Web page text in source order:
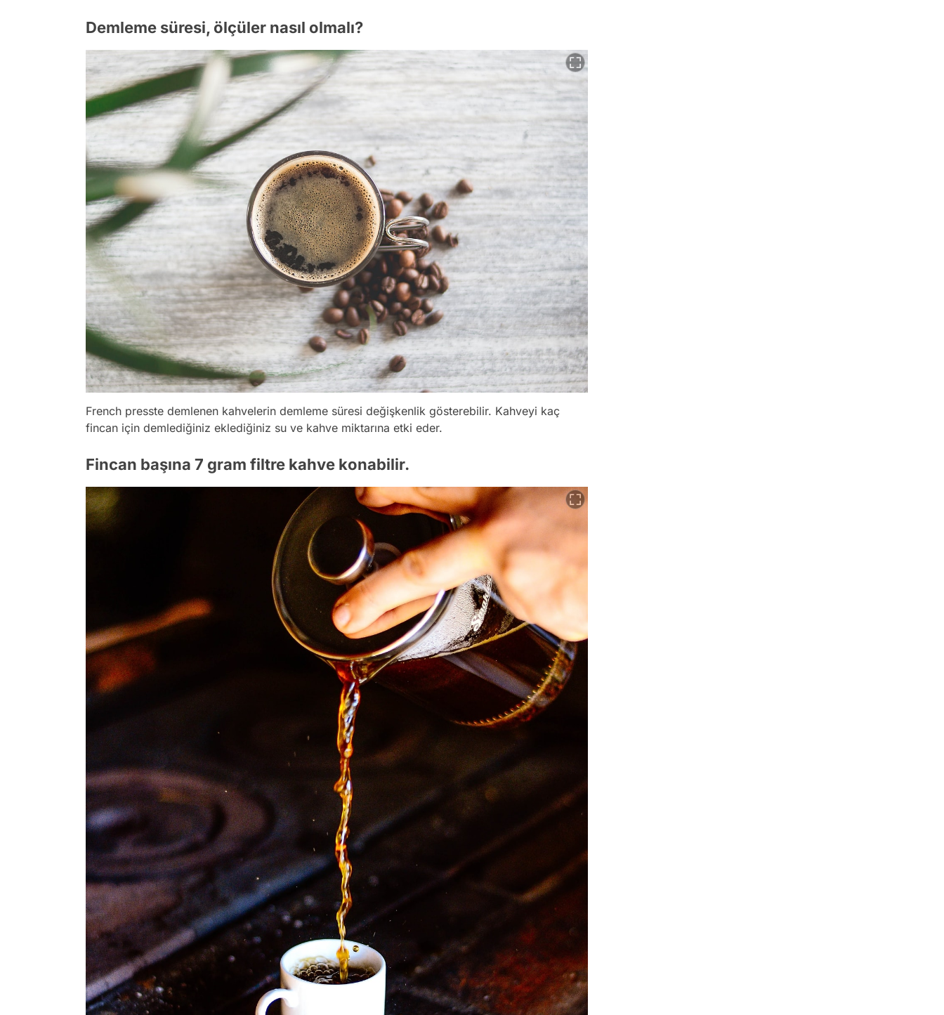
Demleme süresi, ölçüler nasıl olmalı?
French presste demlenen kahvelerin demleme süresi değişkenlik gösterebilir. Kahveyi kaç
fincan için demlediğiniz eklediğiniz su ve kahve miktarına etki eder.
Fincan başına 7 gram filtre kahve konabilir.